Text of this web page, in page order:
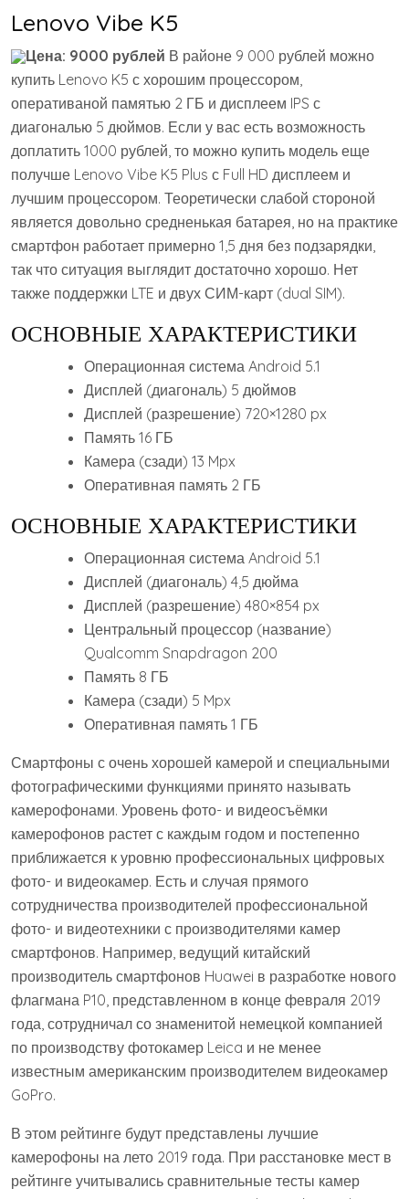
Lenovo Vibe K5
Цена: 9000 рублей В районе 9 000 рублей можно
купить Lenovo K5 с хорошим процессором,
оперативаной памятью 2 ГБ и дисплеем IPS с
диагональю 5 дюймов. Если у вас есть возможность
доплатить 1000 рублей, то можно купить модель еще
получше Lenovo Vibe K5 Plus с Full HD дисплеем и
лучшим процессором. Теоретически слабой стороной
является довольно средненькая батарея, но на практике
смартфон работает примерно 1,5 дня без подзарядки,
так что ситуация выглядит достаточно хорошо. Нет
также поддержки LTE и двух СИМ-карт (dual SIM).
ОСНОВНЫЕ ХАРАКТЕРИСТИКИ
Операционная система Android 5.1
Дисплей (диагональ) 5 дюймов
Дисплей (разрешение) 720×1280 px
Память 16 ГБ
Камера (сзади) 13 Mpx
Оперативная память 2 ГБ
ОСНОВНЫЕ ХАРАКТЕРИСТИКИ
Операционная система Android 5.1
Дисплей (диагональ) 4,5 дюйма
Дисплей (разрешение) 480×854 px
Центральный процессор (название)
Qualcomm Snapdragon 200
Память 8 ГБ
Камера (сзади) 5 Mpx
Оперативная память 1 ГБ
Смартфоны с очень хорошей камерой и специальными
фотографическими функциями принято называть
камерофонами. Уровень фото- и видеосъёмки
камерофонов растет с каждым годом и постепенно
приближается к уровню профессиональных цифровых
фото- и видеокамер. Есть и случая прямого
сотрудничества производителей профессиональной
фото- и видеотехники с производителями камер
смартфонов. Например, ведущий китайский
производитель смартфонов Huawei в разработке нового
флагмана P10, представленном в конце февраля 2019
года, сотрудничал со знаменитой немецкой компанией
по производству фотокамер Leica и не менее
известным американским производителем видеокамер
GoPro.
В этом рейтинге будут представлены лучшие
камерофоны на лето 2019 года. При расстановке мест в
рейтинге учитывались сравнительные тесты камер